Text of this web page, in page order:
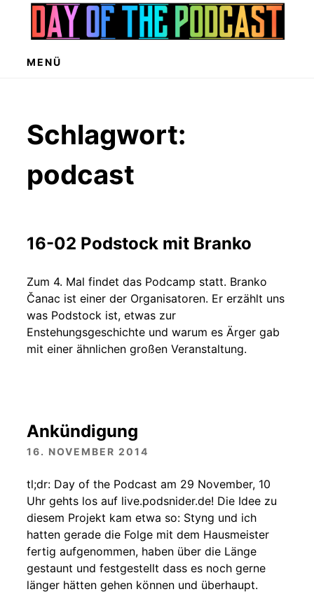
springen
MENÜ
Schlagwort:
podcast
16-02 Podstock mit Branko
Zum 4. Mal findet das Podcamp statt. Branko
Čanac ist einer der Organisatoren. Er erzählt uns
was Podstock ist, etwas zur
Enstehungsgeschichte und warum es Ärger gab
mit einer ähnlichen großen Veranstaltung.
Ankündigung
16. NOVEMBER 2014
tl;dr: Day of the Podcast am 29 November, 10
Uhr gehts los auf live.podsnider.de! Die Idee zu
diesem Projekt kam etwa so: Styng und ich
hatten gerade die Folge mit dem Hausmeister
fertig aufgenommen, haben über die Länge
gestaunt und festgestellt dass es noch gerne
länger hätten gehen können und überhaupt.